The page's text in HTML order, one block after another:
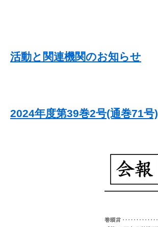
活動と関連機関のお知らせ
2024年度第39巻2号(通巻71号)